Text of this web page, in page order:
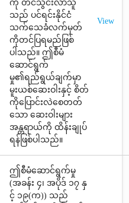
ကို တင်သွင်းလာသူ
သည် ပင်ရင်းနိုင်ငံ
သက်သေခံလက်မှတ်
ကိုတင်ပြရမည်ဖြစ်
ပါသည်။ ဤစီမံ
ဆောင်ရွက်
မှု၏ရည်ရွယ်ချက်မှာ
မူးယစ်ဆေးဝါးနှင့် စိတ်
ကိုပြောင်းလဲစေတတ်
သော ဆေးဝါးများ
အန္တရာယ်ကို ထိန်းချုပ်
ရန်ဖြစ်ပါသည်။
View
ဤစီမံဆောင်ရွက်မှု
(အခန်း ၄၊ အပိုဒ် ၁၇ နှ
င့် ၁၉(က)) သည်